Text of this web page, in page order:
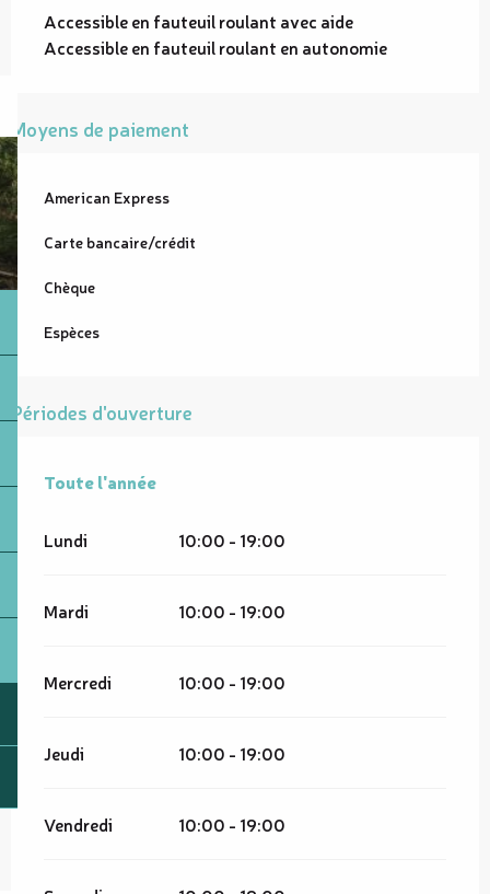
Accessible en fauteuil roulant avec aide
Accessible en fauteuil roulant en autonomie
Moyens de paiement
American Express
Carte bancaire/crédit
Chèque
Espèces
Périodes d'ouverture
Toute l'année
Toute l'année
Lundi 10:00 - 19:00
Mardi 10:00 - 19:00
Mercredi 10:00 - 19:00
Jeudi 10:00 - 19:00
Vendredi 10:00 - 19:00